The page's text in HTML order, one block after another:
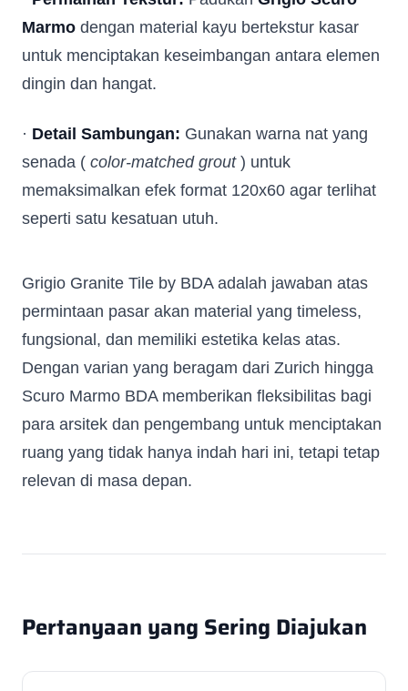
Submit
Marmo dengan material kayu bertekstur kasar
untuk menciptakan keseimbangan antara elemen
dingin dan hangat.
· Detail Sambungan: Gunakan warna nat yang
senada ( color-matched grout) untuk
memaksimalkan efek format 120x60 agar terlihat
seperti satu kesatuan utuh.
Grigio Granite Tile by BDA adalah jawaban atas
permintaan pasar akan material yang timeless,
fungsional, dan memiliki estetika kelas atas.
Dengan varian yang beragam dari Zurich hingga
Scuro Marmo BDA memberikan fleksibilitas bagi
para arsitek dan pengembang untuk menciptakan
ruang yang tidak hanya indah hari ini, tetapi tetap
relevan di masa depan.
Pertanyaan yang Sering Diajukan